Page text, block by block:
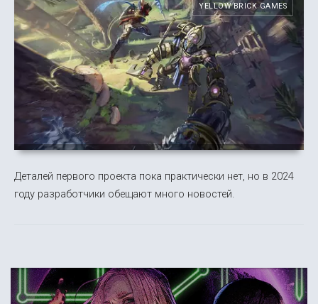
YELLOW BRICK GAMES
Деталей первого проекта пока практически нет, но в 2024
году разработчики обещают много новостей.